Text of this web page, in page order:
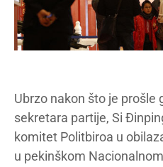
Ubrzo nakon što je prošle
sekretara partije, Si
komitet Politbiroa u
u pekinškom